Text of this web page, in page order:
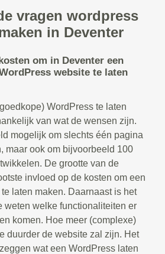
vragen wordpress
in Deventer
om in Deventer een
website te laten
WordPress te laten
van wat de wensen zijn.
mogelijk om slechts één pagina
maar ook om bijvoorbeeld 100
De grootte van de
invloed op de kosten om een
laten maken. Daarnaast is het
weten welke functionaliteiten er
komen. Hoe meer (complexe)
duurder de website zal zijn. Het
wat een WordPress laten